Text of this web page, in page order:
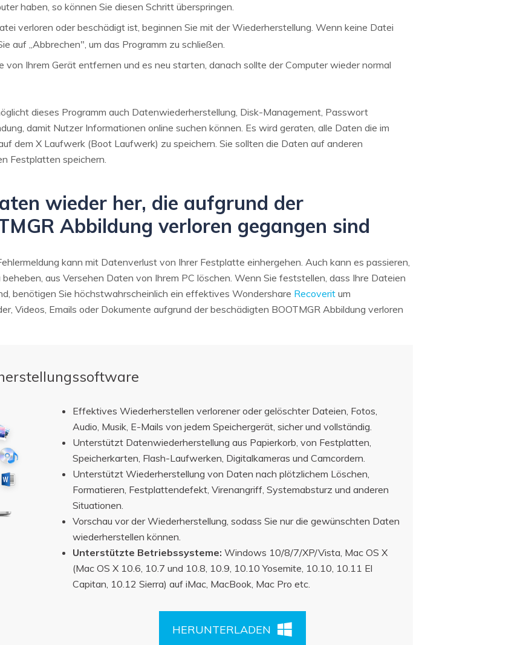
haben, so können Sie diesen Schritt überspringen.
verloren oder beschädigt ist, beginnen Sie mit der Wiederherstellung. Wenn keine Datei
auf „Abbrechen", um das Programm zu schließen.
von Ihrem Gerät entfernen und es neu starten, danach sollte der Computer wieder normal
dieses Programm auch Datenwiederherstellung, Disk-Management, Passwort
damit Nutzer Informationen online suchen können. Es wird geraten, alle Daten die im
dem X Laufwerk (Boot Laufwerk) zu speichern. Sie sollten die Daten auf anderen
Festplatten speichern.
wieder her, die aufgrund der
Abbildung verloren gegangen sind
kann mit Datenverlust von Ihrer Festplatte einhergehen. Auch kann es passieren,
aus Versehen Daten von Ihrem PC löschen. Wenn Sie feststellen, dass Ihre Dateien
benötigen Sie höchstwahrscheinlich ein effektives Wondershare Recoverit um
Videos, Emails oder Dokumente aufgrund der beschädigten BOOTMGR Abbildung verloren
Effektives Wiederherstellen verlorener oder gelöschter Dateien, Fotos,
Audio, Musik, E-Mails von jedem Speichergerät, sicher und vollständig.
Unterstützt Datenwiederherstellung aus Papierkorb, von Festplatten,
Speicherkarten, Flash-Laufwerken, Digitalkameras und Camcordern.
Unterstützt Wiederherstellung von Daten nach plötzlichem Löschen,
Formatieren, Festplattendefekt, Virenangriff, Systemabsturz und anderen
Situationen.
Vorschau vor der Wiederherstellung, sodass Sie nur die gewünschten Daten
wiederherstellen können.
Unterstützte Betriebssysteme: Windows 10/8/7/XP/Vista, Mac OS X
(Mac OS X 10.6, 10.7 und 10.8, 10.9, 10.10 Yosemite, 10.10, 10.11 El
Capitan, 10.12 Sierra) auf iMac, MacBook, Mac Pro etc.
HERUNTERLADEN